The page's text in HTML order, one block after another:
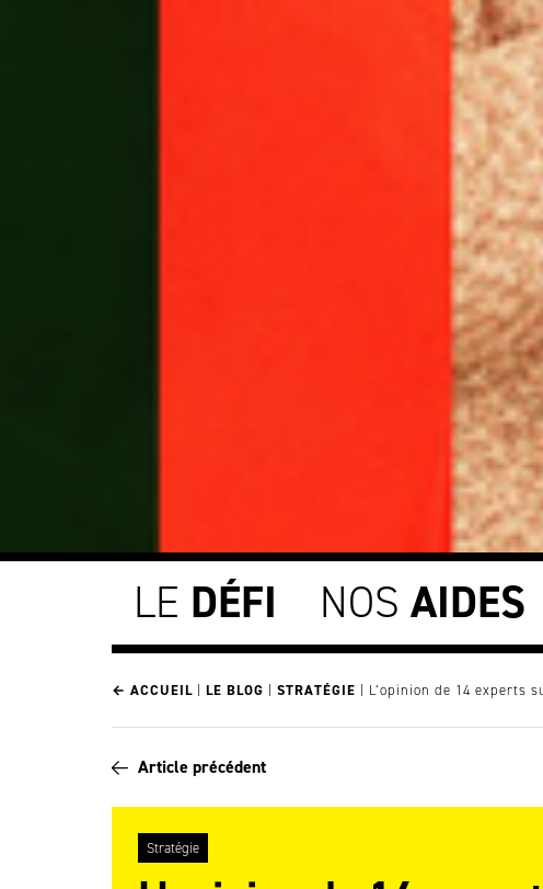
LE DÉFI NOSAIDES
← ACCUEIL | LE BLOG | STRATÉGIE | L’opinion de 14 experts
Article précédent
Stratégie